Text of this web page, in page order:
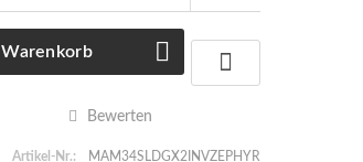
Warenkorb
Bewerten
Artikel-Nr.: MAM34SLDGX2INVZEPHYR